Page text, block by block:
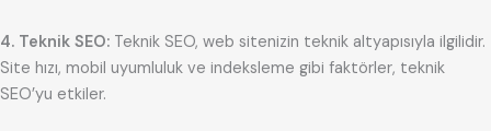
4. Teknik SEO: Teknik SEO, web sitenizin teknik altyapısıyla ilgilidir.
Site hızı, mobil uyumluluk ve indeksleme gibi faktörler, teknik
SEO’yu etkiler.